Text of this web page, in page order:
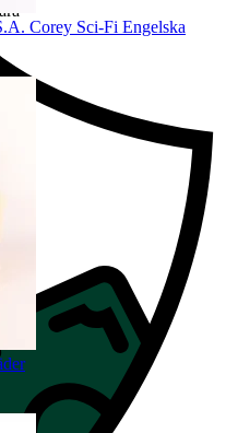
Corey Sci-Fi Engelska